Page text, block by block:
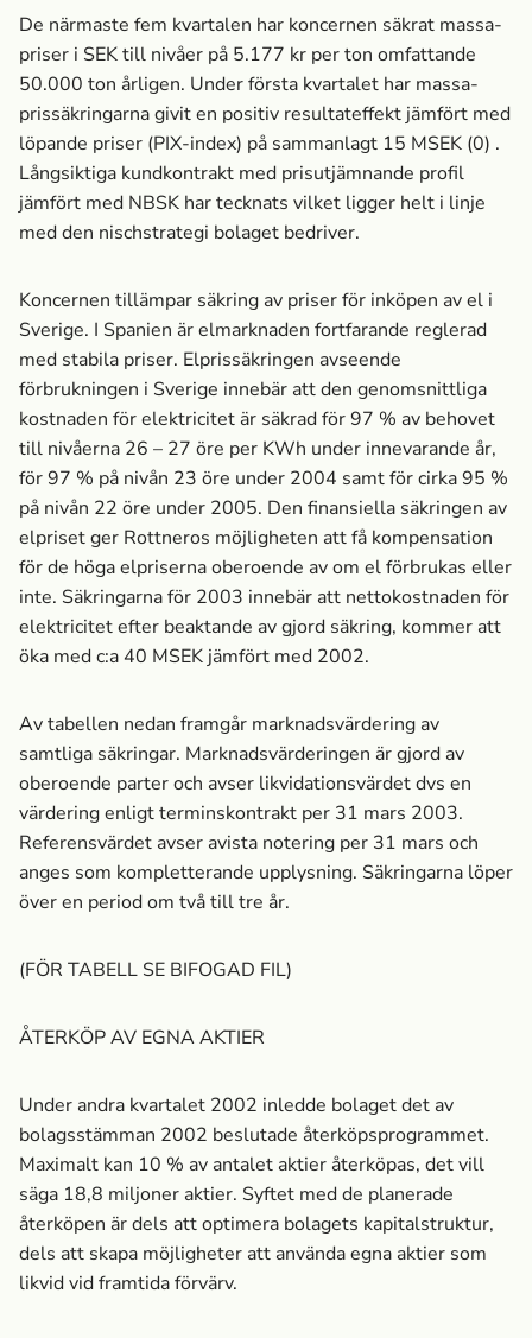
De närmaste fem kvartalen har koncernen säkrat massa­
priser i SEK till nivåer på 5.177 kr per ton omfattande
50.000 ton årligen. Under första kvartalet har massa­
prissäkringarna givit en positiv resultateffekt jämfört med
löpande priser (PIX-index) på sammanlagt 15 MSEK (0) .
Långsiktiga kundkontrakt med prisutjämnande profil
jämfört med NBSK har tecknats vilket ligger helt i linje
med den nischstrategi bolaget bedriver.
Koncernen tillämpar säkring av priser för inköpen av el i
Sverige. I Spanien är elmarknaden fortfarande reglerad
med stabila priser. Elprissäkringen avseende
förbrukningen i Sverige innebär att den genomsnittliga
kostnaden för elektricitet är säkrad för 97 % av behovet
till nivåerna 26 – 27 öre per KWh under innevarande år,
för 97 % på nivån 23 öre under 2004 samt för cirka 95 %
på nivån 22 öre under 2005. Den finansiella säkringen av
elpriset ger Rottneros möjligheten att få kompensation
för de höga elpriserna oberoende av om el förbrukas eller
inte. Säkringarna för 2003 innebär att nettokostnaden för
elektricitet efter beaktande av gjord säkring, kommer att
öka med c:a 40 MSEK jämfört med 2002.
Av tabellen nedan framgår marknads­värdering av
samtliga säkringar. Marknads­värderingen är gjord av
oberoende parter och avser likvidationsvärdet dvs en
värdering enligt terminskontrakt per 31 mars 2003.
Referensvärdet avser avista notering per 31 mars och
anges som kompletterande upplysning. Säkringarna löper
över en period om två till tre år.
(FÖR TABELL SE BIFOGAD FIL)
ÅTERKÖP AV EGNA AKTIER
Under andra kvartalet 2002 inledde bolaget det av
bolagsstämman 2002 beslutade återköpsprogrammet.
Maximalt kan 10 % av antalet aktier återköpas, det vill
säga 18,8 miljoner aktier. Syftet med de planerade
återköpen är dels att optimera bolagets kapitalstruktur,
dels att skapa möjligheter att använda egna aktier som
likvid vid framtida förvärv.